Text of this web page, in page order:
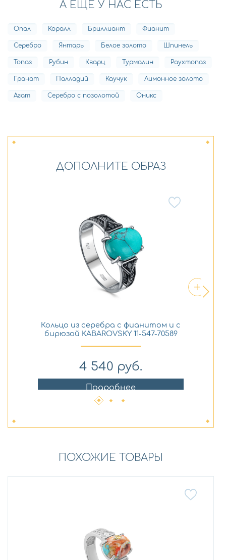
А ЕЩЕ У НАС ЕСТЬ
Опал Коралл Бриллиант Фианит
Серебро Янтарь Белое золото Шпинель
Топаз Рубин Кварц Турмалин Раухтопаз
Гранат Палладий Каучук Лимонное золото
Агат Серебро с позолотой Оникс
ДОПОЛНИТЕ ОБРАЗ
Кольцо из серебра с фианитом и с
бирюзой KABAROVSKY 11-547-70589
4 540 руб.
Подробнее
ПОХОЖИЕ ТОВАРЫ